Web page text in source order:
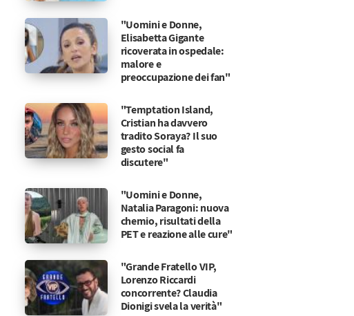
"Uomini e Donne,
Elisabetta Gigante
ricoverata in ospedale:
malore e
preoccupazione dei fan"
"Temptation Island,
Cristian ha davvero
tradito Soraya? Il suo
gesto social fa
discutere"
"Uomini e Donne,
Natalia Paragoni: nuova
chemio, risultati della
PET e reazione alle cure"
"Grande Fratello VIP,
Lorenzo Riccardi
concorrente? Claudia
Dionigi svela la verità"